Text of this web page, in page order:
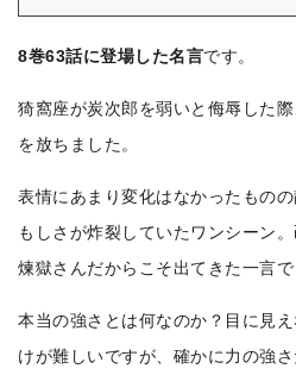
8巻63話に登場した名言です。
猗窩座が炭次郎を弱いと侮辱した
を放ちました。
表情にあまり変化はなかったもの
もしさが炸裂していたワンシーン
煉獄さんだからこそ出てきた一言で
本当の強さとは何なのか？目に見
けが難しいですが、確かに力の強